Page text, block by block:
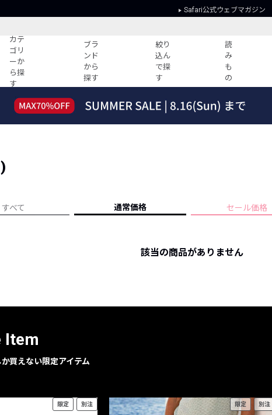
Safari公式ウェブマガジン
カテ
ゴリ
ーか
ら探
す
ブラ
ンド
から
探す
絞り
込ん
で探
す
読
み
も
の
すべての記事
人気記事ランキング
フォーカスブランド
プライバシーポリ
すべて 通常価格 セール価格
該当の商品がありません
Item
買えない限定アイテム
限定 別注 限定 別注